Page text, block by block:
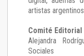
artistas
Comité Editorial
Alejandra
Sociales